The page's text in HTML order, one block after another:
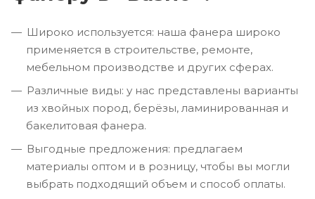
Широко используется: наша фанера широко
применяется в строительстве, ремонте,
мебельном производстве и других сферах.
Различные виды: у нас представлены варианты
из хвойных пород, берёзы, ламинированная и
бакелитовая фанера.
Выгодные предложения: предлагаем
материалы оптом и в розницу, чтобы вы могли
выбрать подходящий объем и способ оплаты.